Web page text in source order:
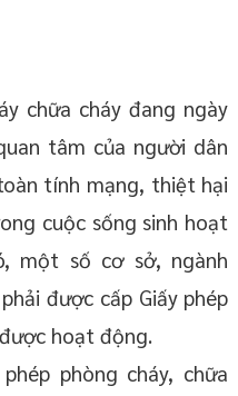
chữa cháy đang ngày
tâm của người dân
tính mạng, thiệt hại
cuộc sống sinh hoạt
một số cơ sở, ngành
được cấp Giấy phép
hoạt động.
phòng cháy, chữa